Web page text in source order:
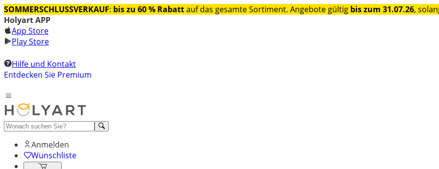
SOMMERSCHLUSSVERKAUF: bis zu 60 % Rabattauf das gesamte Sortiment. Angebote gültig bis zum 31.07.26,
Holyart APP
App Store
Play Store
Hilfe und Kontakt
Entdecken Sie Premium
Anmelden
Wunschliste